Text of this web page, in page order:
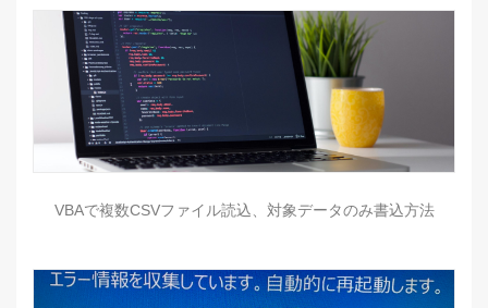
VBAで複数CSVファイル読込、対象データのみ書込方法